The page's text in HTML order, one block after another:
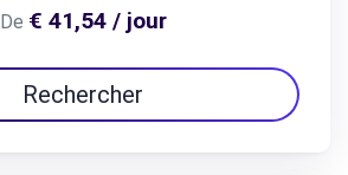
De € 41,54 / jour
Rechercher